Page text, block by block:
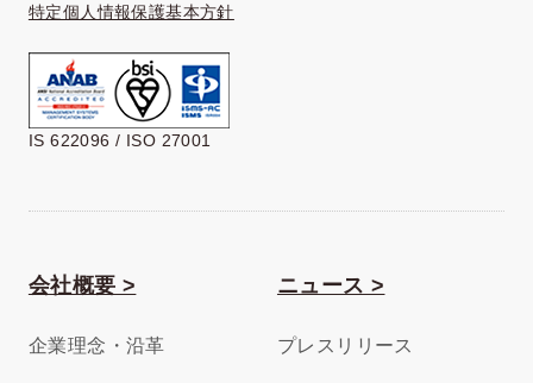
特定個人情報保護基本方針
IS 622096 / ISO 27001
会社概要 >
企業理念・沿革
ニュース >
プレスリリース